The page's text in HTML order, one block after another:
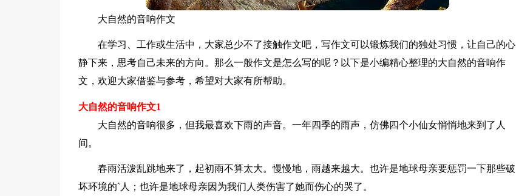
大自然的音响作文
在学习、工作或生活中，大家总少不了接触作文吧，写作文可以锻炼我们的独处习惯，让自己的心
静下来，思考自己未来的方向。那么一般作文是怎么写的呢？以下是小编精心整理的大自然的音响作
文，欢迎大家借鉴与参考，希望对大家有所帮助。
大自然的音响作文1
大自然的音响很多，但我最喜欢下雨的声音。一年四季的雨声，仿佛四个小仙女悄悄地来到了人
间。
春雨活泼乱跳地来了，起初雨不算太大。慢慢地，雨越来越大。也许是地球母亲要惩罚一下那些破
坏环境的`人；也许是地球母亲因为我们人类伤害了她而伤心的哭了。